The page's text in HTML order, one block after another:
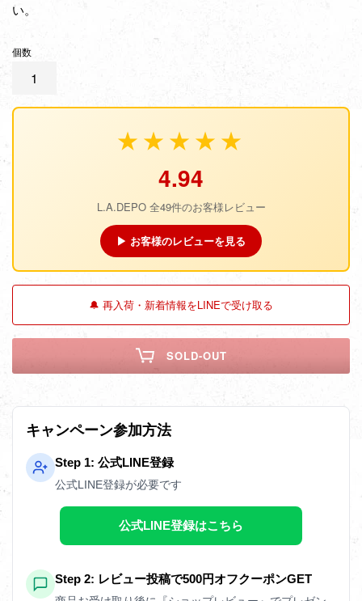
い。
個数
★★★★★
4.94
L.A.DEPO 全49件のお客様レビュー
▶ お客様のレビューを見る
🔔 再入荷・新着情報をLINEで受け取る
SOLD-OUT
キャンペーン参加方法
Step 1: 公式LINE登録
公式LINE登録が必要です
公式LINE登録はこちら
Step 2: レビュー投稿で500円オフクーポンGET